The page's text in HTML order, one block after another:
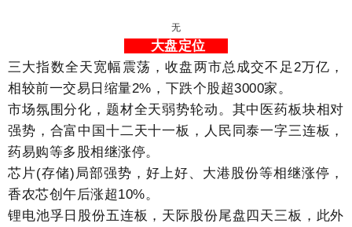
无
大盘定位
三大指数全天宽幅震荡，收盘两市总成交不足2万亿，
相较前一交易日缩量2%，下跌个股超3000家。
市场氛围分化，题材全天弱势轮动。其中医药板块相对
强势，合富中国十二天十一板，人民同泰一字三连板，
药易购等多股相继涨停。
芯片(存储)局部强势，好上好、大港股份等相继涨停，
香农芯创午后涨超10%。
锂电池孚日股份五连板，天际股份尾盘四天三板，此外